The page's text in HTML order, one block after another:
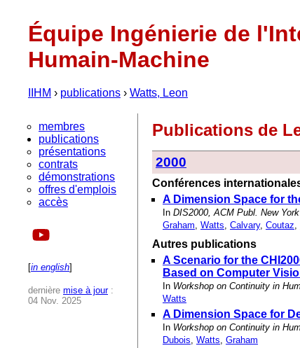
Équipe Ingénierie de
Humain-Machine
IIHM › publications › Watts, Leon
membres
publications
présentations
contrats
démonstrations
offres d'emplois
accès
[in english]
dernière mise à jour:
04 Nov. 2025
Publications de
2000
Conférences
A Dimension Space for
In DIS2000, ACM Publ. New York
Graham, Watts, Calvary, Coutaz,
Autres publications
A Scenario for the
Based on Computer
In Workshop on Continuity in
Watts
A Dimension Space for
In Workshop on Continuity in
Dubois, Watts, Graham